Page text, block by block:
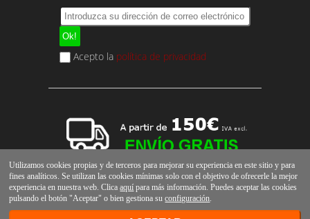
Acepto la política de privacidad
Utilizamos cookies propias y de terceros para mejorar su experiencia en este sitio y para
fines analíticos. Se utilizan las cookies mínimas solo con el objetivo de ofrecerle la mejor
experiencia en nuestra web. Clicaaquí para más información. Puedes aceptar las cookies
pulsando el botón "Aceptar" o bien gestiona suconfiguración.